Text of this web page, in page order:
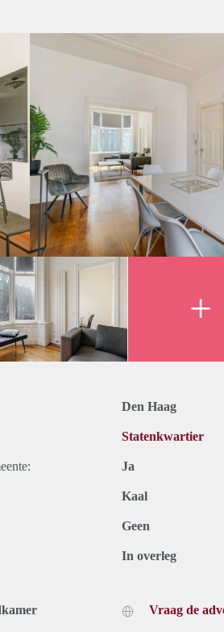
the Frederik Hendriklaan and adjoined a
separate sink.
the heart of the very desired
ICTY and OPCW) and near (and well
With public transport just a few
minutes.
TV, Internet and municipal taxes -
+
Den Haag
Statenkwartier
Ja
Kaal
Geen
In overleg
Vraag de